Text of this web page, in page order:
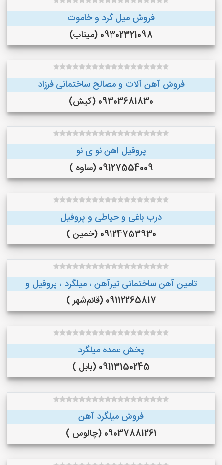
فروش میل گرد و خاموت
09302321098 (میناب)
فروش آهن آلات و مصالح ساختمانی فرزاد
09303681830 (کیش)
پروفیل اهن نو ی نو
09127554009 (ساوه )
درب باغی و حیاطی و پروفیل
09124753930 (خمین )
تامین آهن ساختمانی تیرآهن ، میلگرد ، پروفیل و
09112265817 (قائم‌شهر )
پخش عمده میلگرد
09113150245 (بابل )
فروش میلگرد آهن
09037881261 (چالوس )